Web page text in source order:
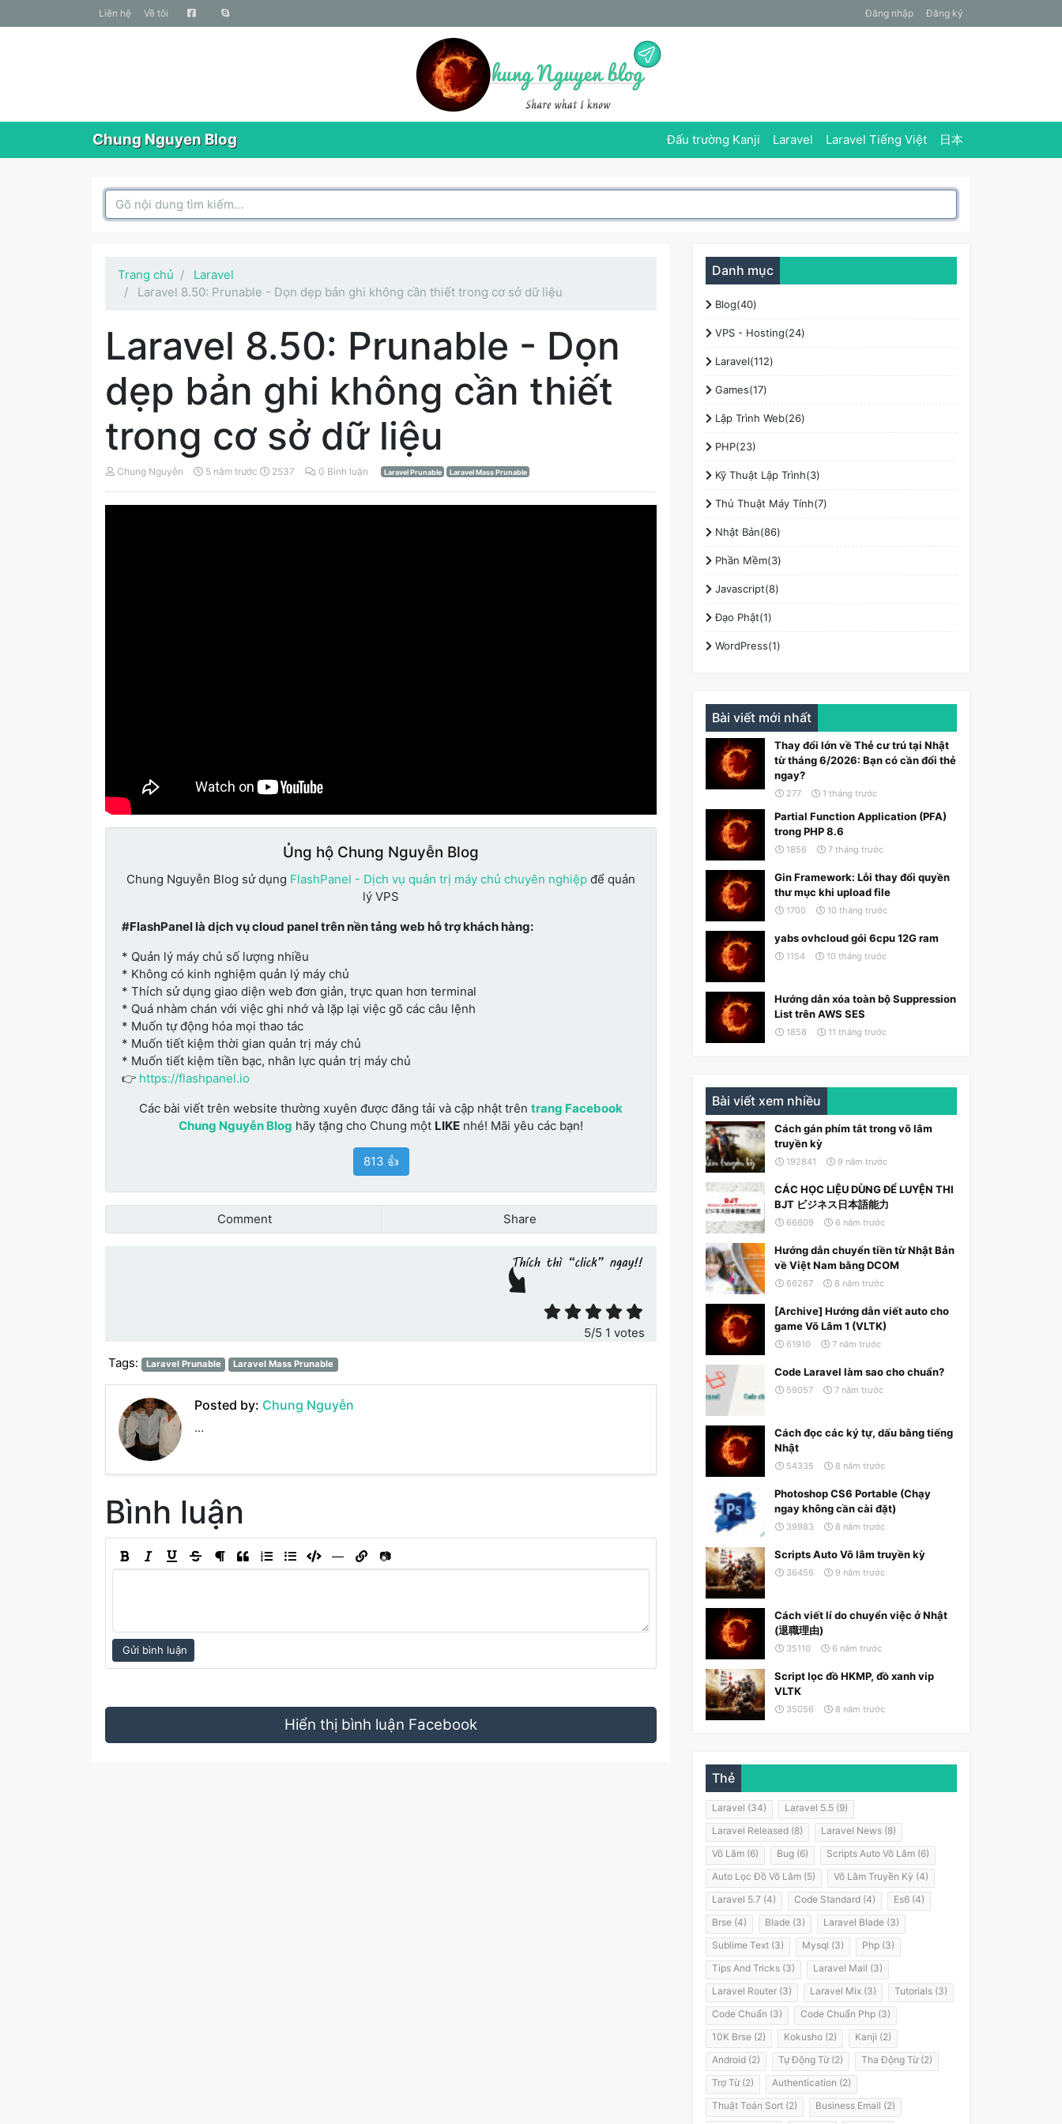
liên hệ Về tôi Đăng nhập Đăng ký
Chung Nguyen Blog Đấu trường Kanji Laravel Laravel Tiếng Việt 日本
Search Box
Trang chủ
Laravel
Laravel 8.50: Prunable - Dọn dẹp bản ghi không cần thiết trong cơ sở dữ liệu
Laravel 8.50: Prunable - Dọn
dẹp bản ghi không cần thiết
trong cơ sở dữ liệu
Chung Nguyễn 5 năm trước 2537 0 Bình luận Laravel Prunable Laravel Mass Prunable
Ủng hộ Chung Nguyễn Blog
Chung Nguyễn Blog sử dụng FlashPanel - Dịch vụ quản trị máy chủ chuyên nghiệp để quản
lý VPS
#FlashPanel là dịch vụ cloud panel trên nền tảng web hỗ trợ khách hàng:
* Quản lý máy chủ số lượng nhiều
* Không có kinh nghiệm quản lý máy chủ
* Thích sử dụng giao diện web đơn giản, trực quan hơn terminal
* Quá nhàm chán với việc ghi nhớ và lặp lại việc gõ các câu lệnh
* Muốn tự động hóa mọi thao tác
* Muốn tiết kiệm thời gian quản trị máy chủ
* Muốn tiết kiệm tiền bạc, nhân lực quản trị máy chủ
👉 https://flashpanel.io
Các bài viết trên website thường xuyên được đăng tải và cập nhật trên trang Facebook
Chung Nguyễn Blog hãy tặng cho Chung một LIKE nhé! Mãi yêu các bạn!
813 👍
Comment Share
5/5 1 votes
Tags:
Laravel Prunable Laravel Mass Prunable
Posted by: Chung Nguyễn
...
Bình luận
― 📷
Gửi bình luận
Hiển thị bình luận Facebook
Danh mục
Blog(40)
VPS - Hosting(24)
Laravel(112)
Games(17)
Lập Trình Web(26)
PHP(23)
Kỹ Thuật Lập Trình(3)
Thủ Thuật Máy Tính(7)
Nhật Bản(86)
Phần Mềm(3)
Javascript(8)
Đạo Phật(1)
WordPress(1)
Bài viết mới nhất
Thay đổi lớn về Thẻ cư trú tại Nhật
từ tháng 6/2026: Bạn có cần đổi thẻ
ngay?
277 1 tháng trước
Partial Function Application (PFA)
trong PHP 8.6
1856 7 tháng trước
Gin Framework: Lỗi thay đổi quyền
thư mục khi upload file
1700 10 tháng trước
yabs ovhcloud gói 6cpu 12G ram
1154 10 tháng trước
Hướng dẫn xóa toàn bộ Suppression
List trên AWS SES
1858 11 tháng trước
Bài viết xem nhiều
Cách gán phím tắt trong võ lâm
truyền kỳ
192841 9 năm trước
CÁC HỌC LIỆU DÙNG ĐỂ LUYỆN THI
BJT ビジネス日本語能力
66609 6 năm trước
Hướng dẫn chuyển tiền từ Nhật Bản
về Việt Nam bằng DCOM
66267 8 năm trước
[Archive] Hướng dẫn viết auto cho
game Võ Lâm 1 (VLTK)
61910 7 năm trước
Code Laravel làm sao cho chuẩn?
59057 7 năm trước
Cách đọc các ký tự, dấu bằng tiếng
Nhật
54335 8 năm trước
Photoshop CS6 Portable (Chạy
ngay không cần cài đặt)
39983 8 năm trước
Scripts Auto Võ lâm truyền kỳ
36456 9 năm trước
Cách viết lí do chuyển việc ở Nhật
(退職理由)
35110 6 năm trước
Script lọc đồ HKMP, đồ xanh vip
VLTK
35056 8 năm trước
Thẻ
Laravel (34)
Laravel 5.5 (9)
Laravel Released (8)
Laravel News (8)
Võ Lâm (6)
Bug (6)
Scripts Auto Võ Lâm (6)
Auto Lọc Đồ Võ Lâm (5)
Võ Lâm Truyền Kỳ (4)
Laravel 5.7 (4)
Code Standard (4)
Es6 (4)
Brse (4)
Blade (3)
Laravel Blade (3)
Sublime Text (3)
Mysql (3)
Php (3)
Tips And Tricks (3)
Laravel Mail (3)
Laravel Router (3)
Laravel Mix (3)
Tutorials (3)
Code Chuẩn (3)
Code Chuẩn Php (3)
10K Brse (2)
Kokusho (2)
Kanji (2)
Android (2)
Tự Động Từ (2)
Tha Động Từ (2)
Trợ Từ (2)
Authentication (2)
Thuật Toán Sort (2)
Business Email (2)